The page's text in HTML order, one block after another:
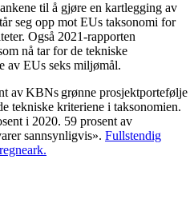
til å gjøre en kartlegging av
seg opp mot EUs taksonomi for
Også 2021-rapporten
nå tar for de tekniske
av EUs seks miljømål.
av KBNs grønne prosjektportefølje
tekniske kriteriene i taksonomien.
i 2020. 59 prosent av
sannsynligvis». Fullstendig